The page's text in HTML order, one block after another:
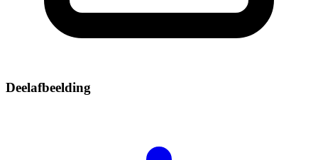
Deelafbeelding